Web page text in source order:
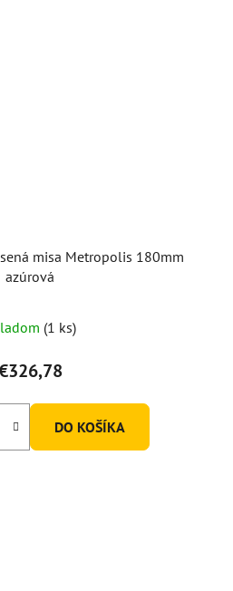
misa Metropolis 180mm
azúrová
(1 ks)
DO KOŠÍKA